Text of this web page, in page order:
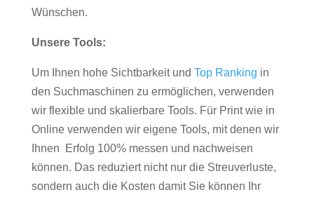
Wünschen.
Unsere Tools:
Um Ihnen hohe Sichtbarkeit und Top Ranking in
den Suchmaschinen zu ermöglichen, verwenden
wir flexible und skalierbare Tools. Für Print wie in
Online verwenden wir eigene Tools, mit denen wir
Ihnen Erfolg 100% messen und nachweisen
können. Das reduziert nicht nur die Streuverluste,
sondern auch die Kosten damit Sie können Ihr